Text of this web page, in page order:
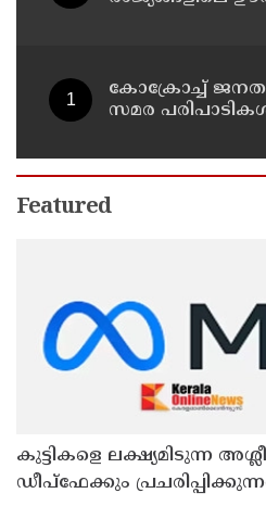
കോക്രോച്ച് ജനത
സമര
Featured
കുട്ടികളെ ലക്ഷ്യമിടുന്ന
ഡീപ്ഫേക്കും